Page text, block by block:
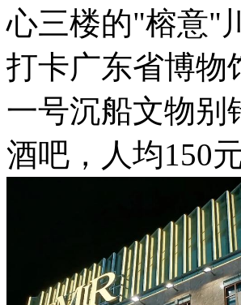
心三楼的"榕意"
打卡广东省博物
一号沉船文物别
酒吧，人均150